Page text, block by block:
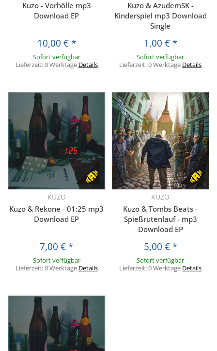
Kuzo - Vorhölle mp3
Download EP
10,00 € *
Sofort verfügbar
Lieferzeit:0 Werktage Details
Kuzo & AzudemSK -
Kinderspiel mp3 Download
Single
1,00 € *
Sofort verfügbar
Lieferzeit:0 Werktage Details
KUZO
Kuzo & Rekone - 01:25 mp3
Download EP
7,00 € *
Sofort verfügbar
Lieferzeit:0 Werktage Details
KUZO
Kuzo & Tombs Beats -
Spießrutenlauf - mp3
Download EP
5,00 € *
Sofort verfügbar
Lieferzeit:0 Werktage Details